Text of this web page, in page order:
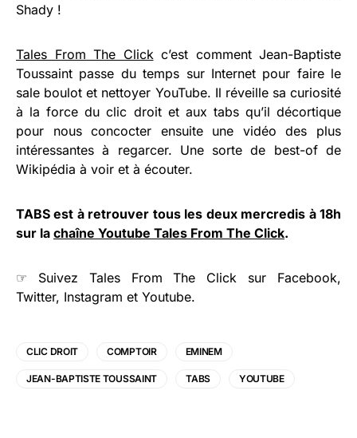
Shady !
Tales From The Clickc’est comment Jean-Baptiste
Toussaint passe du temps sur Internet pour faire le
sale boulot et nettoyer YouTube. Il réveille sa curiosité
à la force du clic droit et aux tabs qu’il décortique
pour nous concocter ensuite une vidéo des plus
intéressantes à regarcer. Une sorte de best-of de
Wikipédia à voir et à écouter.
TABS est à retrouver tous les deux mercredis à 18h
sur la chaîne Youtube Tales From The Click.
☞ Suivez Tales From The Click sur Facebook,
Twitter, Instagram et Youtube.
CLIC DROIT COMPTOIR EMINEM
JEAN-BAPTISTE TOUSSAINT TABS YOUTUBE